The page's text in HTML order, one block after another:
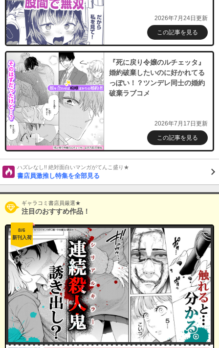
2026年7月24日更新
この記事を見る
『死に戻り令嬢のルチェッタ』
婚約破棄したいのに好かれてる
っぽい！？ツンデレ同士の婚約
破棄ラブコメ
2026年7月17日更新
この記事を見る
ハズレなし!! 絶対面白いマンガがてんこ盛り★
書店員激推し特集を全部見る
ギャラコミ書店員厳選★
注目のおすすめ作品！
8/6
新刊入荷